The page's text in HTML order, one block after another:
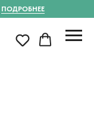
ПОДРОБНЕЕ